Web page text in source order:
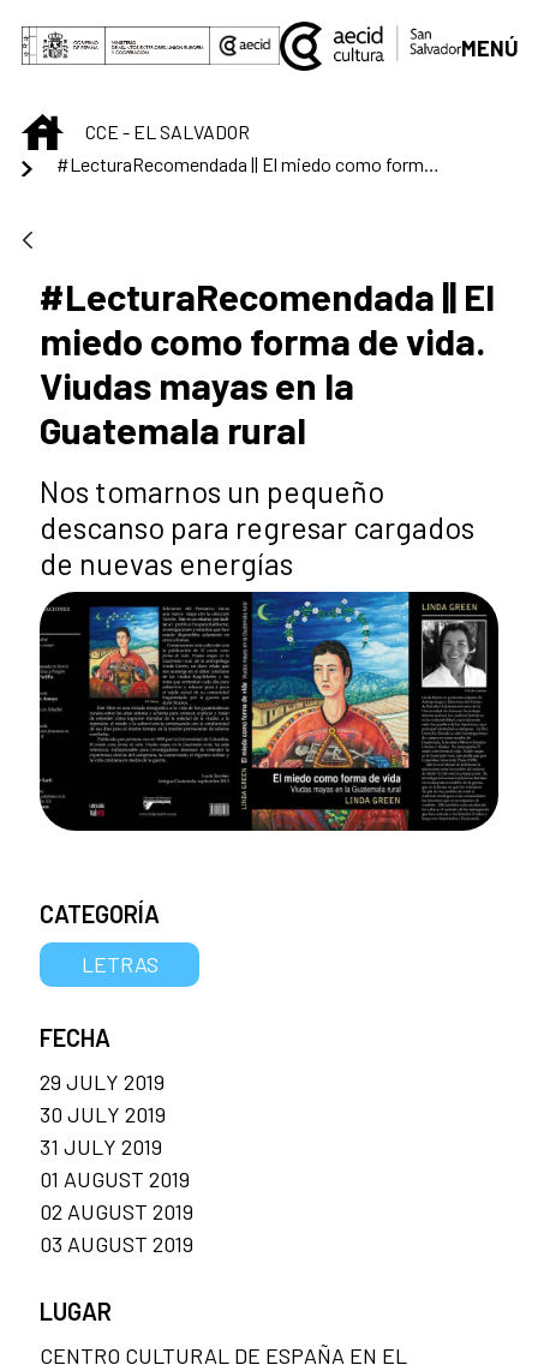
Skip to Main Content
MENÚ
INICIOCCE - EL SALVADOR
#LecturaRecomendada || El
miedo como forma de vida.
Viudas mayas en la
Guatemala rural
Nos tomarnos un pequeño
descanso para regresar cargados
de nuevas energías
CATEGORÍA
LETRAS
FECHA
29 JULY 2019
30 JULY 2019
31 JULY 2019
01 AUGUST 2019
02 AUGUST 2019
03 AUGUST 2019
LUGAR
CENTRO CULTURAL DE ESPAÑA EN EL